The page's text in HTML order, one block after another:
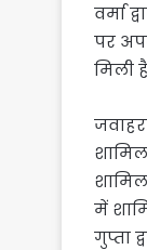
वर्मा
पर
मिली
में
गुप्ता